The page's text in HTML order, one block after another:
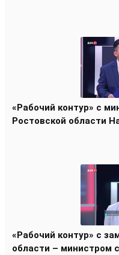
«Рабочий контур» с
Ростовской области
«Рабочий контур» с
области – министром